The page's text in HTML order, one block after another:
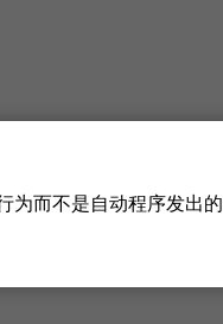
为而不是自动程序发出的